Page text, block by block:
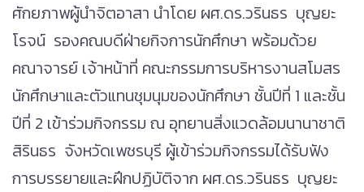
ศักยภาพผู้นำจิตอาสา นำโดย ผศ.ดร.วรินธร บุญยะ
โรจน์ รองคณบดีฝ่ายกิจการนักศึกษา พร้อมด้วย
คณาจารย์ เจ้าหน้าที่ คณะกรรมการบริหารงานสโมสร
นักศึกษาและตัวแทนชุมนุมของนักศึกษา ชั้นปีที่ 1 และชั้น
ปีที่ 2 เข้าร่วมกิจกรรม ณ อุทยานสิ่งแวดล้อมนานาชาติ
สิรินธร จังหวัดเพชรบุรี ผู้เข้าร่วมกิจกรรมได้รับฟัง
การบรรยายและฝึกปฏิบัติจาก ผศ.ดร.วรินธร บุญยะ